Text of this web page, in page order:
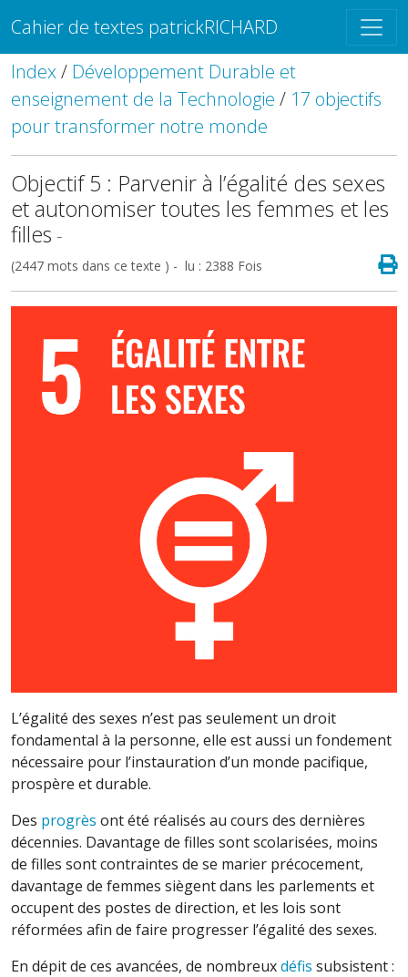
Cahier de textes patrickRICHARD
Index/ Développement Durable et
enseignement de la Technologie / 17 objectifs
pour transformer notre monde
Objectif 5 : Parvenir à l’égalité des sexes
et autonomiser toutes les femmes et les
filles -
(2447 mots dans ce texte ) - lu : 2388 Fois
L’égalité des sexes n’est pas seulement un droit
fondamental à la personne, elle est aussi un fondement
nécessaire pour l’instauration d’un monde pacifique,
prospère et durable.
Des progrès ont été réalisés au cours des dernières
décennies. Davantage de filles sont scolarisées, moins
de filles sont contraintes de se marier précocement,
davantage de femmes siègent dans les parlements et
occupent des postes de direction, et les lois sont
réformées afin de faire progresser l’égalité des sexes.
En dépit de ces avancées, de nombreuxdéfis subsistent :